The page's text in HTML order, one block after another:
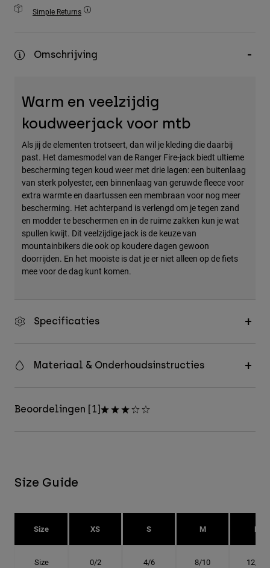
Accessories
Bags & Backpacks
Simple Returns
Omschrijving
Warm en veelzijdig
koudweerjack voor mtb
Als jij de elementen trotseert, dan wil je kleding die daarbij
past. Het damesmodel van de Ranger Fire-jack biedt ultieme
bescherming tegen koud weer met drie lagen: een buitenlaag
van sterk polyester, een binnenlaag van geruwde fleece voor
extra warmte en daartussen een membraan voor nog meer
bescherming. Het achterpand is verlengd om je tegen zand
en modder te beschermen en in de ruime zakken kun je wat
spullen kwijt. Dit veelzijdige jack is de keuze van
mountainbikers die ook op koudere dagen gewoon
doorrijden. En het mooiste is dat je er niet alleen op de fiets
mee voor de dag kunt komen.
Specificaties
Materiaal & Onderhoudsinstructies
Beoordelingen [1]
Size Guide
Size XS S M L
Size 0/2 4/6 8/10 12/14